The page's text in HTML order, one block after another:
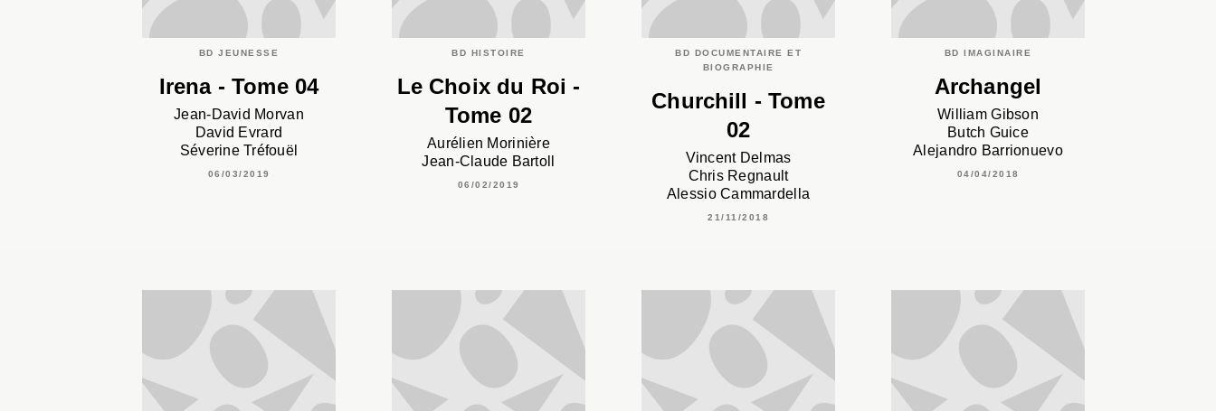
BD JEUNESSE
Irena - Tome 04
Jean-David Morvan
David Evrard
Séverine Tréfouël
06/03/2019
BD HISTOIRE
Le Choix du Roi -
Tome 02
Aurélien Morinière
Jean-Claude Bartoll
06/02/2019
BD DOCUMENTAIRE ET
BIOGRAPHIE
Churchill - Tome
02
Vincent Delmas
Chris Regnault
Alessio Cammardella
21/11/2018
BD IMAGINAIRE
Archangel
William Gibson
Butch Guice
Alejandro Barrionuevo
04/04/2018